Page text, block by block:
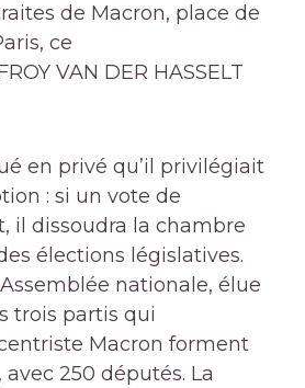
de Macron, place de
ce
VAN DER HASSELT
en privé qu’il privilégiait
: si un vote de
il dissoudra la chambre
élections législatives.
nationale, élue
trois partis qui
Macron forment
250 députés. La